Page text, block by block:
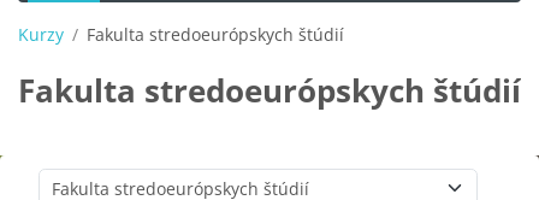
Kurzy Fakulta stredoeurópskych štúdií
Fakulta stredoeurópskych štúdií